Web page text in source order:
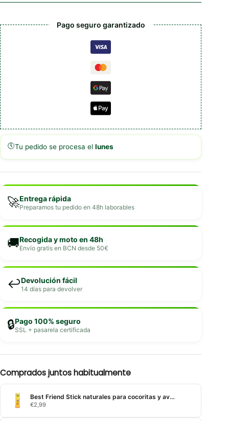
Pago seguro garantizado
🕔Tu pedido se procesa el lunes
🚀Entrega rápida
Preparamos tu pedido en 48h laborables
🚚Recogida y moto en 48h
Envío gratis en BCN desde 50€
↩️Devolución fácil
14 días para devolver
🔒Pago 100% seguro
SSL + pasarela certificada
Comprados juntos habitualmente
Best Friend Stick naturales para cocoritas y aves exóticas con miel
€2,99